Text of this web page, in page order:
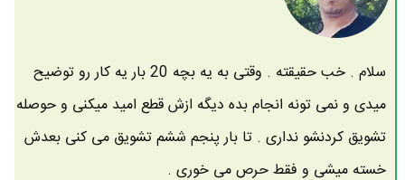
سلام . خب حقیقته . وقتی به یه بچه 20 بار یه کار رو توضیح
میدی و نمی تونه انجام بده دیگه ازش قطع امید میکنی و حوصله
تشویق کردنشو نداری . تا بار پنجم ششم تشویق می کنی بعدش
خسته میشی و فقط حرص می خوری .